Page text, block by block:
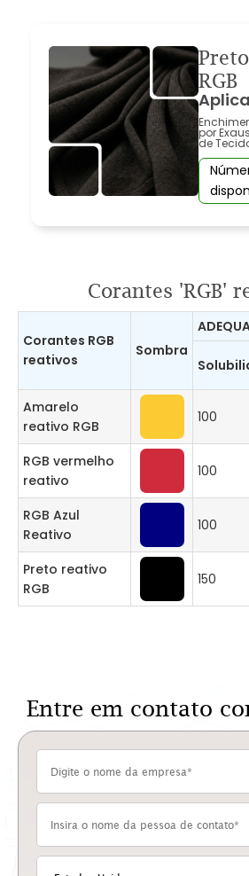
RGB
por
de
Corantes 'RGB'
Corantes RGB
reativos
Sombra
Amarelo
reativo RGB
100
RGB vermelho
reativo
100
RGB Azul
Reativo
100
Preto reativo
RGB
150
Entre em contato